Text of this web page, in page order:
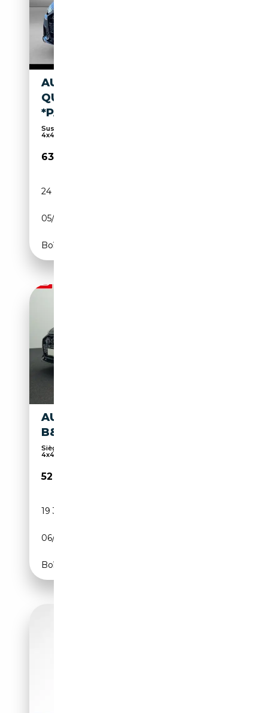
AUDI S6 AVANT 3.0 TDI
QUATTRO TIPTRONIC
*PANO*AHK*B&O
Suspension pneumatique, Affichage tête haute,
4x4,...
63 580€
24 880 km
05/2025
Boîte automatique
AUDI S6 AVANT MATRIX AHK
B&O ASSISTENZPAKET ALU 21
Sièges sport, Soundsystem, Attache remorque,
4x4, ...
52 950€
19 300 km
06/2024
Boîte automatique